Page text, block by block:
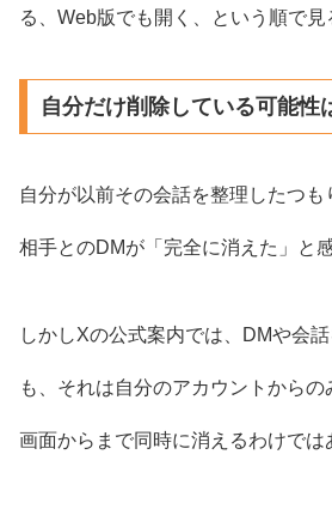
る、Web版でも開く、という順で見
自分だけ削除している可能性
自分が以前その会話を整理したつも
相手とのDMが「完全に消えた」と
しかしXの公式案内では、DMや会
も、それは自分のアカウントから
画面からまで同時に消えるわけでは